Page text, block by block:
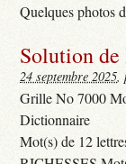
Quelques photos
Solution
24 septembre 2025,
Grille No 7000
Dictionnaire
Mot(s) de 12